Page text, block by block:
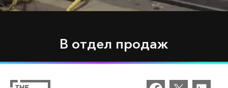
В отдел продаж